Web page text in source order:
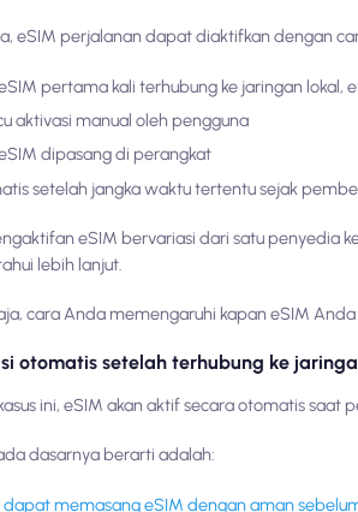
eSIM perjalanan dapat diaktifkan dengan
pertama kali terhubung ke jaringan
aktivasi manual oleh pengguna
dipasang di perangkat
setelah jangka waktu tertentu sejak
eSIM bervariasi dari satu penyedia
lebih lanjut.
cara Anda memengaruhi kapan eSIM
otomatis setelah terhubung ke
ini, eSIM akan aktif secara otomatis saat
dasarnya berarti adalah:
memasang eSIM dengan aman